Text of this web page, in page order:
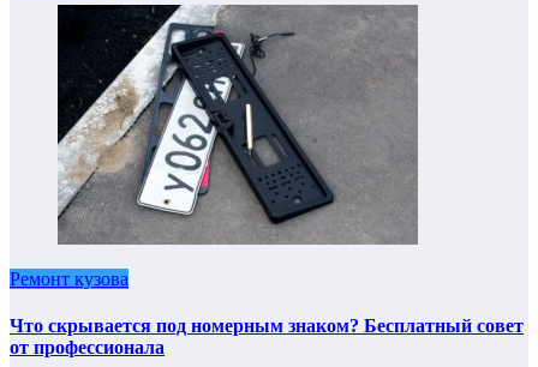
Ремонт кузова
Что скрывается под номерным знаком? Бесплатный совет
от профессионала